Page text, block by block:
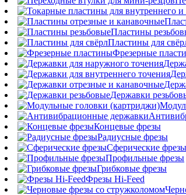
Пластины
Пластины для
Фрезерные
Державки
Концевые фрезы
Радиусные фрезы
Сферические фрезы
Профильные фрезы
Грибковые фрезы
Фрезы Hi-Feed